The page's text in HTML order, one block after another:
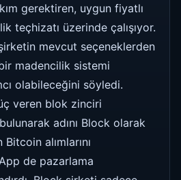
gerektiren, uygun fiyatlı
teçhizatı üzerinde çalışıyor.
mevcut seçeneklerden
madencilik sistemi
olabileceğini söyledi.
veren blok zinciri
adını Block olarak
alımlarını
de pazarlama